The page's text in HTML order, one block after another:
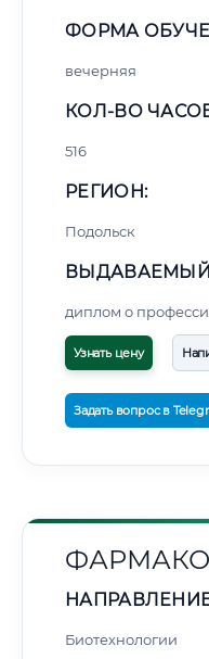
ФОРМА
вечерняя
КОЛ-ВО
516
РЕГИОН:
Подольск
диплом о
Узнать цену
Задать вопрос в
Биотехнологии